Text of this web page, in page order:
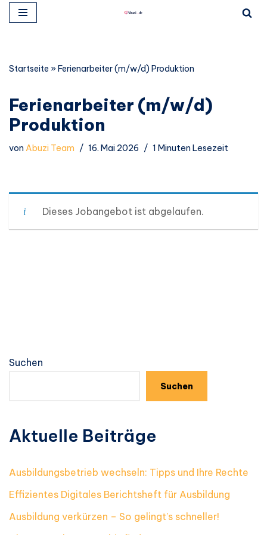
springen
Startseite »Ferienarbeiter (m/w/d) Produktion
Ferienarbeiter (m/w/d)
Produktion
vonAbuzi Team 16. Mai 2026 1 Minuten Lesezeit
Dieses Jobangebot ist abgelaufen.
Suchen
Suchen
Aktuelle Beiträge
Ausbildungsbetrieb wechseln: Tipps und Ihre Rechte
Effizientes Digitales Berichtsheft für Ausbildung
Ausbildung verkürzen – So gelingt’s schneller!